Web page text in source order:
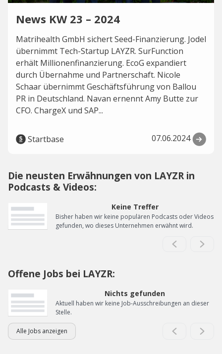
News KW 23 – 2024
Matrihealth GmbH sichert Seed-Finanzierung. Jodel
übernimmt Tech-Startup LAYZR. SurFunction
erhält Millionenfinanzierung. EcoG expandiert
durch Übernahme und Partnerschaft. Nicole
Schaar übernimmt Geschäftsführung von Ballou
PR in Deutschland. Navan ernennt Amy Butte zur
CFO. ChargeX und SAP...
Startbase 07.06.2024
Die neusten Erwähnungen von LAYZR in
Podcasts & Videos:
Keine Treffer
Bisher haben wir keine populären Podcasts oder Videos
gefunden, wo dieses Unternehmen erwähnt wird.
Offene Jobs bei LAYZR:
Nichts gefunden
Aktuell haben wir keine Job-Ausschreibungen an dieser
Stelle.
Alle Jobs anzeigen